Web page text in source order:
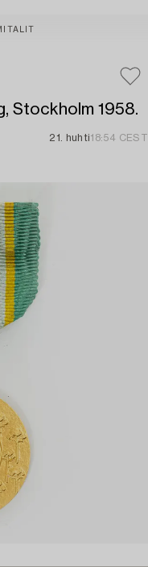
Stockholm 1958.
21. huhti18:54 CEST